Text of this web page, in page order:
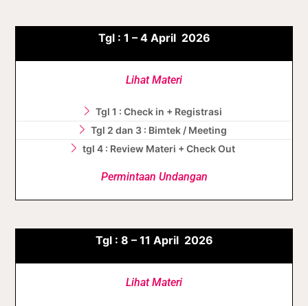
Tgl : 1 – 4 April 2026
Lihat Materi
Tgl 1 : Check in + Registrasi
Tgl 2 dan 3 : Bimtek / Meeting
tgl 4 : Review Materi + Check Out
Permintaan Undangan
Tgl : 8 – 11 April 2026
Lihat Materi